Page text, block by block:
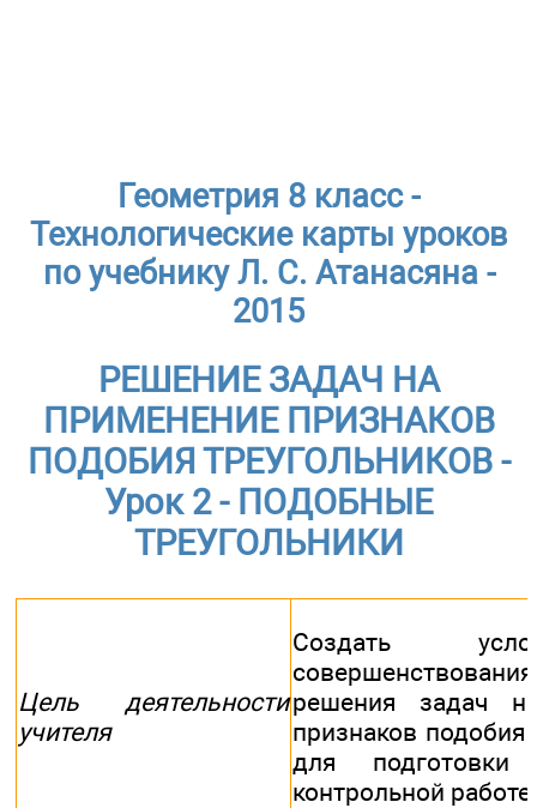
Геометрия 8 класс -
Технологические карты уроков
по учебнику Л. С. Атанасяна -
2015
РЕШЕНИЕ ЗАДАЧ НА
ПРИМЕНЕНИЕ ПРИЗНАКОВ
ПОДОБИЯ ТРЕУГОЛЬНИКОВ -
Урок 2 - ПОДОБНЫЕ
ТРЕУГОЛЬНИКИ
Цель деятельности
учителя
Создать
решения задач
признаков подобия
для
контрольной работе